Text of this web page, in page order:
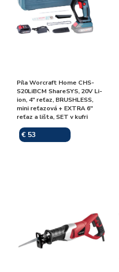
Píla Worcraft Home CHS-
S20LiBCM ShareSYS, 20V Li-
ion, 4" reťaz, BRUSHLESS,
mini reťazová + EXTRA 6"
reťaz a lišta, SET v kufri
€ 53